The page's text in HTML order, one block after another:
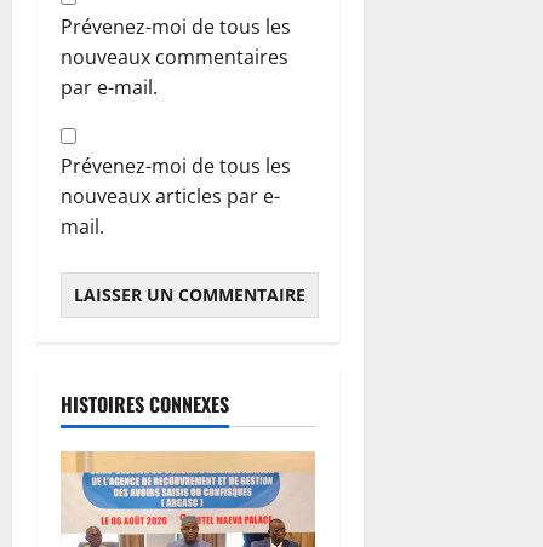
Prévenez-moi de tous les
nouveaux commentaires
par e-mail.
Prévenez-moi de tous les
nouveaux articles par e-
mail.
HISTOIRES CONNEXES